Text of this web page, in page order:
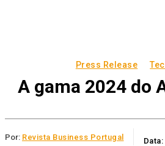
Press Release
A gama 2024 do
Por: Revista Business Portugal Data: